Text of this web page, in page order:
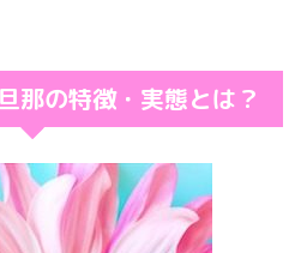
那の特徴・実態とは？